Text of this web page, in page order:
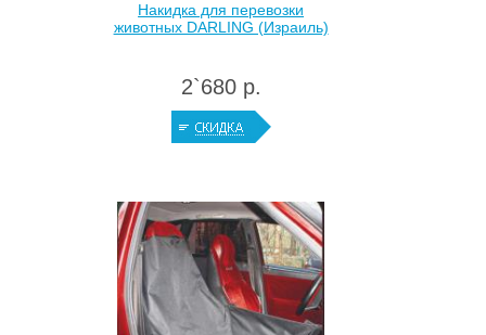
Накидка для перевозки
животных DARLING (Израиль)
2`680 р.